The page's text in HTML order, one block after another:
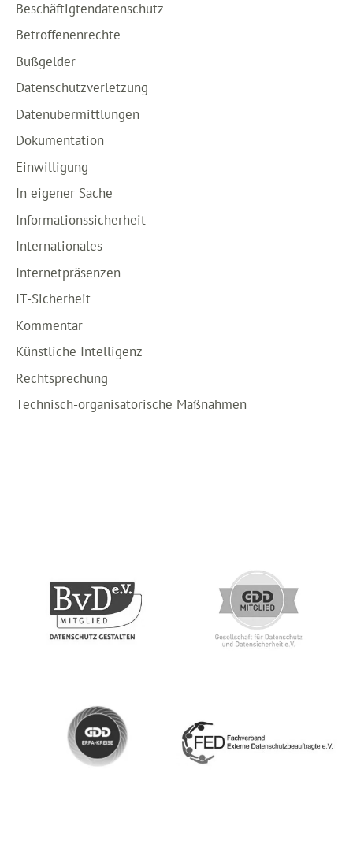
Beschäftigtendatenschutz
Betroffenenrechte
Bußgelder
Datenschutzverletzung
Datenübermittlungen
Dokumentation
Einwilligung
In eigener Sache
Informationssicherheit
Internationales
Internetpräsenzen
IT-Sicherheit
Kommentar
Künstliche Intelligenz
Rechtsprechung
Technisch-organisatorische Maßnahmen